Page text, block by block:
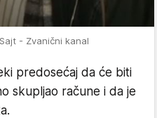
- Zvanični kanal
predosećaj da će biti
skupljao račune i da je